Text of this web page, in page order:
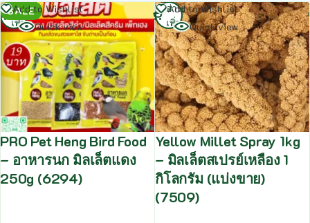
SALE
Add to Wishlist
Quick view
PRO Pet Heng Bird Food
– อาหารนก มิลเล็ตแดง
250g (6294)
อ่าน
เพิ่ม
Add to Wishlist
Quick view
Yellow Millet Spray 1kg
– มิลเล็ตสเปรย์เหลือง 1
กิโลกรัม (แบ่งขาย)
(7509)
อ่าน
เพิ่ม